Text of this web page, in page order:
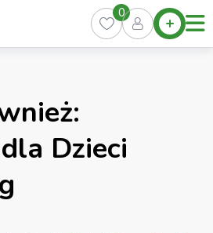
Home
Oferty
Kurs
0
Dzieci